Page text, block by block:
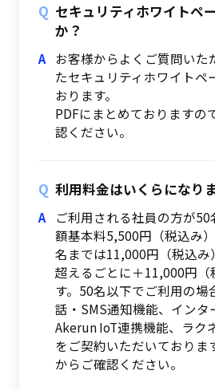
セキュリティホワイトペ
か？
お客様からよくご質問いた
たセキュリティホワイトペ
おります。
PDFにまとめておりますの
認ください。
利用料金はいくらになり
ご利用される社員の方が50
額基本料5,500円（税込み
名までは11,000円（税込み
超えるごとに＋11,000円（
す。50名以下でご利用の場
話・SMS通知機能、インタ
Akerun IoT連携機能、ラク
をご契約いただいておりま
からご確認ください。